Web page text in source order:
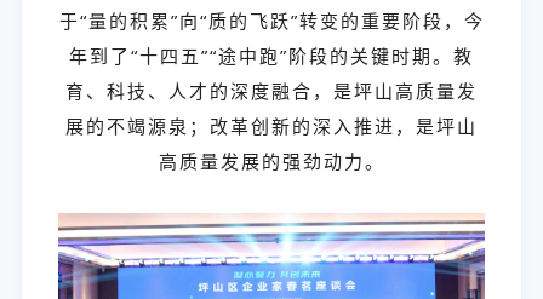
于“量的积累”向“质的飞跃”转变的重要阶段，今
年到了“十四五”“途中跑”阶段的关键时期。教
育、科技、人才的深度融合，是坪山高质量发
展的不竭源泉；改革创新的深入推进，是坪山
高质量发展的强劲动力。